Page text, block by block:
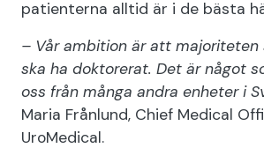
patienterna alltid är i de bästa
– Vår ambition är att majoriteten
ska ha doktorerat. Det är något
oss från många andra enheter i
Maria Frånlund, Chief Medical
UroMedical.